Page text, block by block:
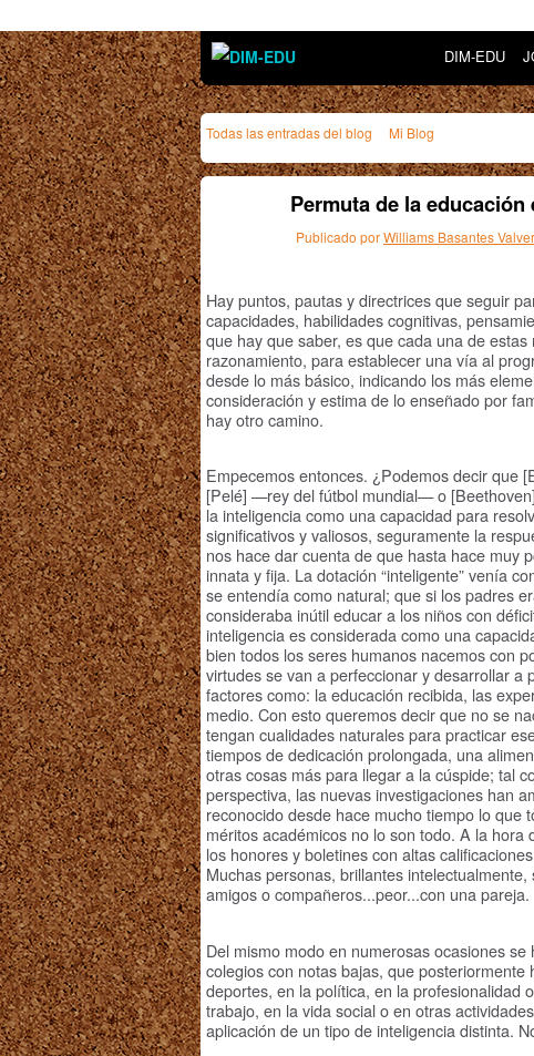
DIM-EDU
Todas las entradas del blog Mi Blog
Permuta de la educación
Publicado porWilliams Basantes
Hay puntos, pautas y directrices que seguir
capacidades, habilidades cognitivas,
que hay que saber, es que cada una de
razonamiento, para establecer una vía al
desde lo más básico, indicando los más
consideración y estima de lo enseñado por
hay otro camino.
Empecemos entonces. ¿Podemos decir que
[Pelé] —rey del fútbol mundial— o
la inteligencia como una capacidad para
significativos y valiosos, seguramente la
nos hace dar cuenta de que hasta hace muy
innata y fija. La dotación “inteligente” venía
se entendía como natural; que si los padres
consideraba inútil educar a los niños con
inteligencia es considerada como una
bien todos los seres humanos nacemos con
virtudes se van a perfeccionar y desarrollar a
factores como: la educación recibida, las
medio. Con esto queremos decir que no se
tengan cualidades naturales para practicar
tiempos de dedicación prolongada, una
otras cosas más para llegar a la cúspide; tal
perspectiva, las nuevas investigaciones han
reconocido desde hace mucho tiempo lo
méritos académicos no lo son todo. A la
los honores y boletines con altas
Muchas personas, brillantes
amigos o compañeros...peor...con una pareja.
Del mismo modo en numerosas ocasiones
colegios con notas bajas, que
deportes, en la política, en la profesionalidad
trabajo, en la vida social o en otras
aplicación de un tipo de inteligencia distinta.